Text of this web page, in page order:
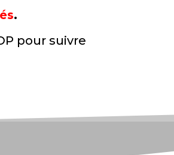
.
pour suivre